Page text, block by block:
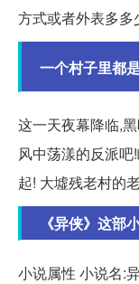
方式或者外表多多
一个村子里都
这一天夜幕降临,
风中荡漾的反派
起! 大墟残老村的
《异侠》这部
小说属性 小说名: